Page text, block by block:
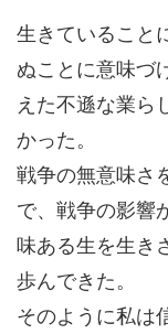
生きていること
ぬことに意味づ
えた不遜な業ら
かった。
戦争の無意味さ
で、戦争の影響
味ある生を生き
歩んできた。
そのように私は